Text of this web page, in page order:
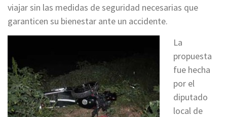
viajar sin las medidas de seguridad necesarias que
garanticen su bienestar ante un accidente.
La
propuesta
fue hecha
por el
diputado
local de